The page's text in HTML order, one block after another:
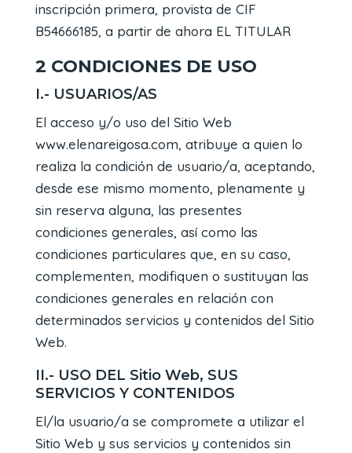
inscripción primera, provista de CIF
B54666185, a partir de ahora EL TITULAR
2 CONDICIONES DE USO
I.- USUARIOS/AS
El acceso y/o uso del Sitio Web
www.elenareigosa.com, atribuye a quien lo
realiza la condición de usuario/a, aceptando,
desde ese mismo momento, plenamente y
sin reserva alguna, las presentes
condiciones generales, así como las
condiciones particulares que, en su caso,
complementen, modifiquen o sustituyan las
condiciones generales en relación con
determinados servicios y contenidos del Sitio
Web.
II.- USO DEL Sitio Web, SUS
SERVICIOS Y CONTENIDOS
El/la usuario/a se compromete a utilizar el
Sitio Web y sus servicios y contenidos sin